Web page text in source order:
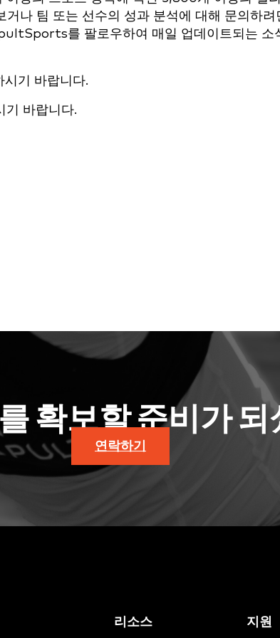
나 팀 또는 선수의 성과 분석에 대해 문의하려
를 팔로우하여 매일 업데이트되는 소
시기 바랍니다.
기 바랍니다.
확보할 준비가 되
연락하기
리소스 지원